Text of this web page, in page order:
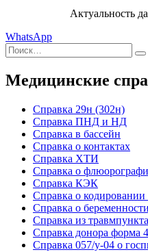
Актуальность
WhatsApp
Искать:
Медицинские
Cправка 29н (302н)
Справка ПНД и НД
Справка в бассейн
Справка о контактах
Справка ХТИ
Справка о
Справка КЭК
Справка о кодировании
Справка о беременности
Справка из травмпункта
Справка донора форма
Справка 057/у-04 о